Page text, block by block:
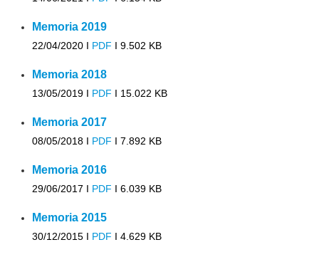
Memoria 2019
22/04/2020 I PDF I 9.502 KB
Memoria 2018
13/05/2019 I PDF I 15.022 KB
Memoria 2017
08/05/2018 I PDF I 7.892 KB
Memoria 2016
29/06/2017 I PDF I 6.039 KB
Memoria 2015
30/12/2015 I PDF I 4.629 KB